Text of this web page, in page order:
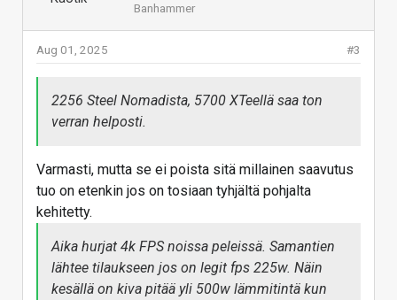
Banhammer
#3
Aug 01, 2025
2256 Steel Nomadista, 5700 XTeellä saa ton
verran helposti.
Varmasti, mutta se ei poista sitä millainen saavutus
tuo on etenkin jos on tosiaan tyhjältä pohjalta
kehitetty.
Aika hurjat 4k FPS noissa peleissä. Samantien
lähtee tilaukseen jos on legit fps 225w. Näin
kesällä on kiva pitää yli 500w lämmitintä kun